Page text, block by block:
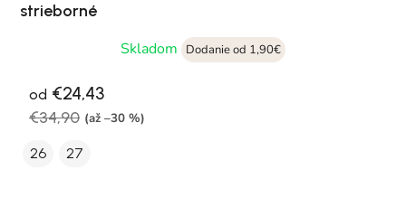
strieborné
Skladom
Dodanie od 1,90€
od €24,43
€34,90 (až –30 %)
26 27